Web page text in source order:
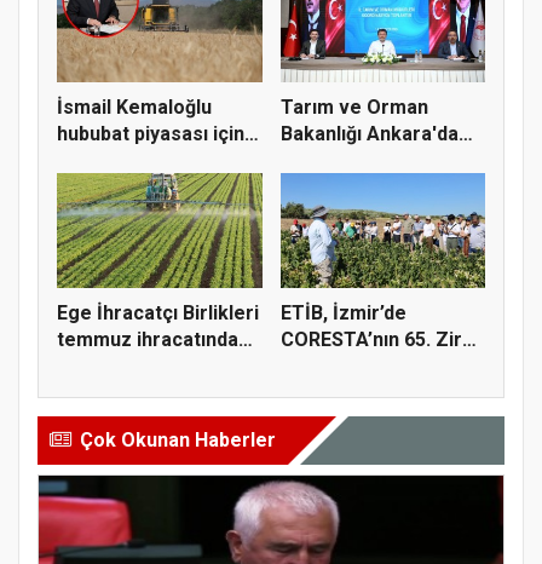
İsmail Kemaloğlu
hububat piyasası için 4
Tarım ve Orman
Bakanlığı Ankara'da
Ege İhracatçı Birlikleri
temmuz ihracatında
ETİB, İzmir’de
CORESTA’nın 65. Zirai
Çok Okunan Haberler